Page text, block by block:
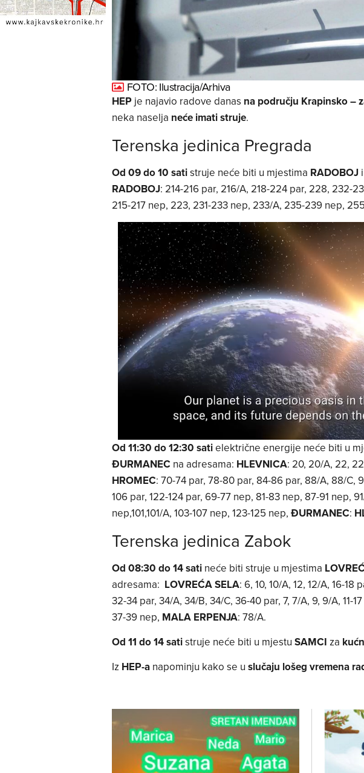
FOTO: Ilustracija/Arhiva
HEPje najavio radove danas na području Krapinsko –
neka naselja neće imati struje.
Terenska jedinica Pregrada
Od 09 do 10 satistruje neće biti u mjestima RADOBOJi
RADOBOJ: 214-216 par, 216/A, 218-224 par, 228, 232-
215-217 nep, 223, 231-233 nep, 233/A, 235-239 nep,
Od 11:30 do 12:30 satielektrične energije neće biti u
ĐURMANECna adresama: HLEVNICA: 20, 20/A, 22,
HROMEC: 70-74 par, 78-80 par, 84-86 par, 88/A, 88/C,
106 par, 122-124 par, 69-77 nep, 81-83 nep, 87-91 nep,
nep,101,101/A, 103-107 nep, 123-125 nep, ĐURMANEC:
Terenska jedinica Zabok
Od 08:30 do 14 satineće biti struje u mjestima
adresama: LOVREĆA SELA: 6, 10, 10/A, 12, 12/A, 16-
32-34 par, 34/A, 34/B, 34/C, 36-40 par, 7, 7/A, 9, 9/A, 11-
37-39 nep, MALA ERPENJA: 78/A.
Od 11 do 14 satistruje neće biti u mjestu SAMCI za
Iz HEP-anapominju kako se u slučaju lošeg vremena